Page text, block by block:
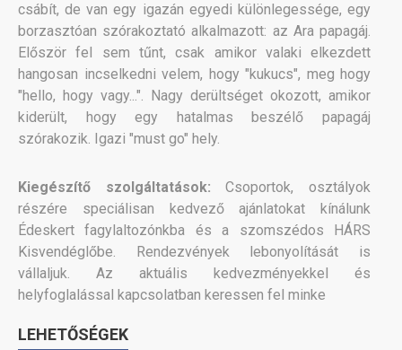
csábít, de van egy igazán egyedi különlegessége, egy
borzasztóan szórakoztató alkalmazott: az Ara papagáj.
Először fel sem tűnt, csak amikor valaki elkezdett
hangosan incselkedni velem, hogy "kukucs", meg hogy
"hello, hogy vagy...". Nagy derültséget okozott, amikor
kiderült, hogy egy hatalmas beszélő papagáj
szórakozik. Igazi "must go" hely.
Kiegészítő szolgáltatások: Csoportok, osztályok
részére speciálisan kedvező ajánlatokat kínálunk
Édeskert fagylaltozónkba és a szomszédos HÁRS
Kisvendéglőbe. Rendezvények lebonyolítását is
vállaljuk. Az aktuális kedvezményekkel és
helyfoglalással kapcsolatban keressen fel minke
LEHETŐSÉGEK